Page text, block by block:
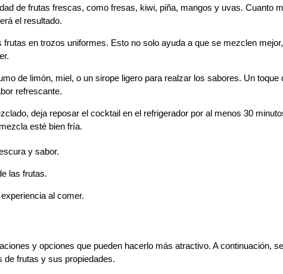
de frutas frescas, como fresas, kiwi, piña, mangos y uvas. Cuanto
el resultado.
frutas en trozos uniformes. Esto no solo ayuda a que se mezclen
de limón, miel, o un sirope ligero para realzar los sabores. Un toque
refrescante.
deja reposar el cocktail en el refrigerador por al menos 30
esté bien fría.
y sabor.
las frutas.
al comer.
y opciones que pueden hacerlo más atractivo. A continuación, se
de frutas y sus propiedades.